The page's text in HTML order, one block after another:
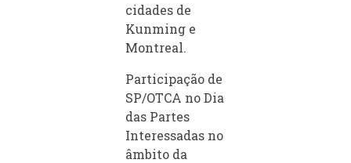
cidades de
Kunming e
Montreal.
Participação de
SP/OTCA no Dia
das Partes
Interessadas no
âmbito da